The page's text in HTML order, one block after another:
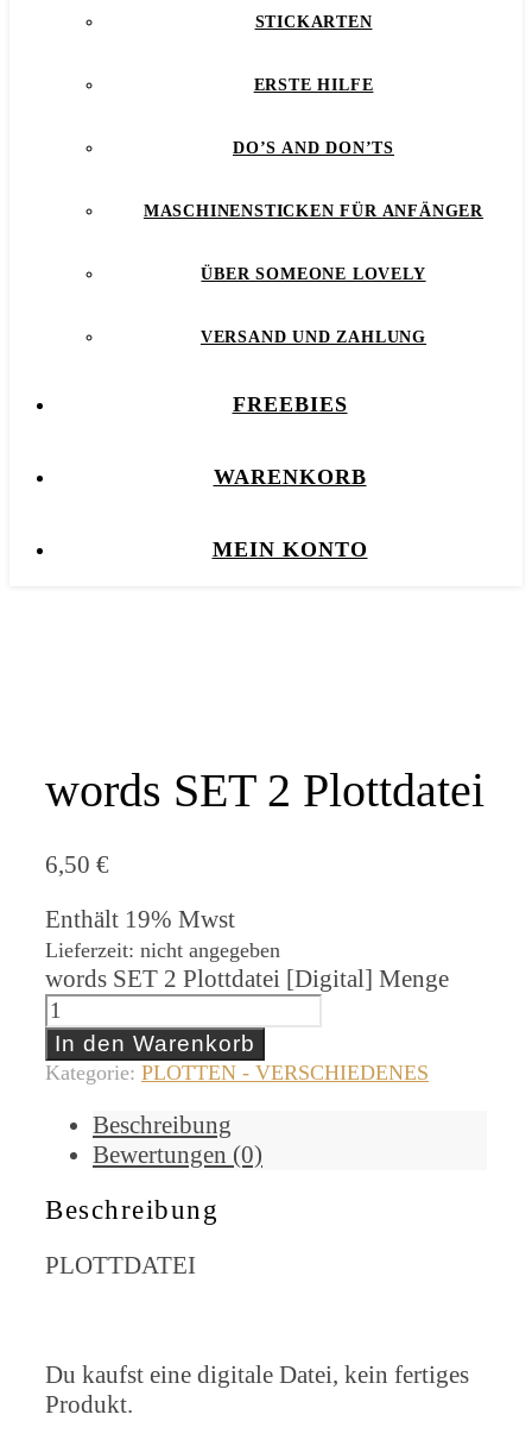
STICKARTEN
ERSTE HILFE
DO’S AND DON’TS
MASCHINENSTICKEN FÜR ANFÄNGER
ÜBER SOMEONE LOVELY
VERSAND UND ZAHLUNG
FREEBIES
WARENKORB
MEIN KONTO
words SET 2 Plottdatei
6,50 €
Enthält 19% Mwst
Lieferzeit: nicht angegeben
words SET 2 Plottdatei [Digital] Menge
In den Warenkorb
Kategorie: PLOTTEN - VERSCHIEDENES
Beschreibung
Bewertungen (0)
Beschreibung
PLOTTDATEI
Du kaufst eine digitale Datei, kein fertiges
Produkt.